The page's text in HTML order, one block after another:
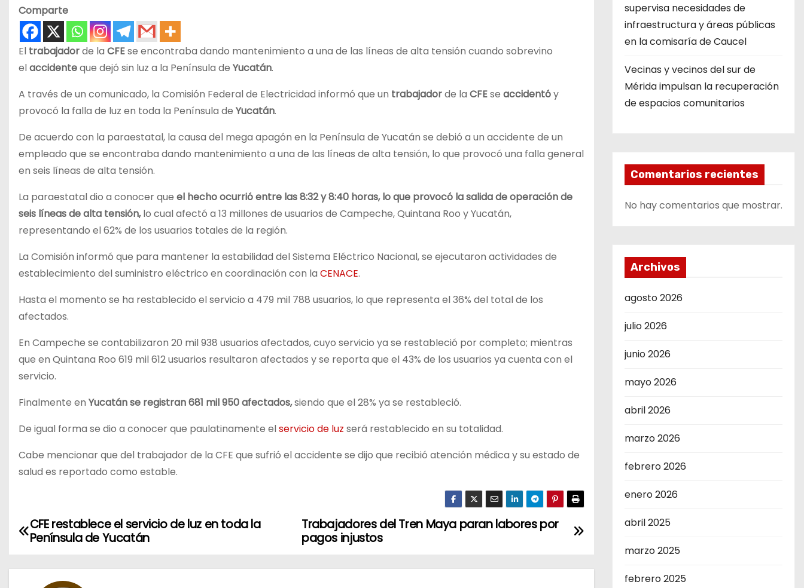
Comparte
El trabajadorde la CFEse encontraba dando mantenimiento a una de las líneas de alta tensión cuando sobrevino
elaccidenteque dejó sin luz a la Península de Yucatán.
A través de un comunicado, la Comisión Federal de Electricidad informó que un trabajadorde la CFEse accidentóy
provocó la falla de luz en toda la Península de Yucatán.
De acuerdo con la paraestatal, la causa del mega apagón en la Península de Yucatán se debió a un accidente de un
empleado que se encontraba dando mantenimiento a una de las líneas de alta tensión, lo que provocó una falla general
en seis líneas de alta tensión.
La paraestatal dio a conocer que el hecho ocurrió entre las 8:32 y 8:40 horas, lo que provocó la salida de operación de
seis líneas de alta tensión,lo cual afectó a 13 millones de usuarios de Campeche, Quintana Roo y Yucatán,
representando el 62% de los usuarios totales de la región.
La Comisión informó que para mantener la estabilidad del Sistema Eléctrico Nacional, se ejecutaron actividades de
establecimiento del suministro eléctrico en coordinación con la CENACE.
Hasta el momento se ha restablecido el servicio a 479 mil 788 usuarios, lo que representa el 36% del total de los
afectados.
En Campeche se contabilizaron 20 mil 938 usuarios afectados, cuyo servicio ya se restableció por completo; mientras
que en Quintana Roo 619 mil 612 usuarios resultaron afectados y se reporta que el 43% de los usuarios ya cuenta con el
servicio.
Finalmente en Yucatán se registran 681 mil 950 afectados,siendo que el 28% ya se restableció.
De igual forma se dio a conocer que paulatinamente elservicio de luz será restablecido en su totalidad.
Cabe mencionar que del trabajador de la CFE que sufrió el accidente se dijo que recibió atención médica y su estado de
salud es reportado como estable.
N
Trabajadores del Tren Maya paran labores por
pagos injustos
CFE restablece el servicio de luz en toda la
Península de Yucatán
supervisa necesidades de
infraestructura y áreas públicas
en la comisaría de Caucel
Vecinas y vecinos del sur de
Mérida impulsan la recuperación
de espacios comunitarios
Comentarios recientes
No hay comentarios que mostrar.
Archivos
agosto 2026
julio 2026
junio 2026
mayo 2026
abril 2026
marzo 2026
febrero 2026
enero 2026
abril 2025
marzo 2025
febrero 2025